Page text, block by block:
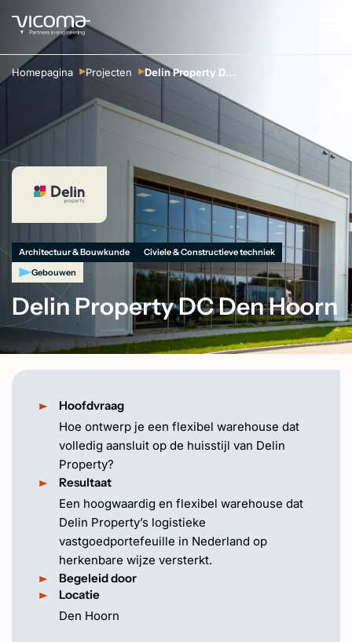
EN
Homepagina Projecten Delin Property DC Den Hoorn
Architectuur & Bouwkunde
Civiele & Constructieve techniek
Gebouwen
Delin Property DC Den Hoorn
Hoofdvraag
Hoe ontwerp je een flexibel warehouse dat
volledig aansluit op de huisstijl van Delin
Property?
Resultaat
Een hoogwaardig en flexibel warehouse dat
Delin Property’s logistieke
vastgoedportefeuille in Nederland op
herkenbare wijze versterkt.
Begeleid door
Locatie
Den Hoorn